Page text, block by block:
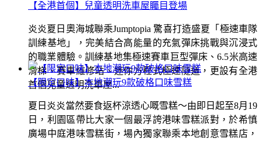
【全港首個】兒童透明洗車屋矚目登場
炎炎夏日奧海城聯乘Jumptopia 驚喜打造盛夏「極速車隊
訓練基地」，完美結合高能量的充氣彈床挑戰與沉浸式
的職業體驗。訓練基地集極速賽車巨型彈床、6.5米高速
滑梯、賽車維修站、迷你方程式極速隧道，更設有全港
首個兒童透明洗車屋...
【限定口味】本地潮玩9款破格口味雪糕
夏日炎炎當然要食返杯涼透心嘅雪糕～由即日起至8月19
日，利園區帶比大家一個最浮誇港味雪糕派對，於希慎
廣場中庭港味雪糕街，場內獨家聯乘本地創意雪糕店，